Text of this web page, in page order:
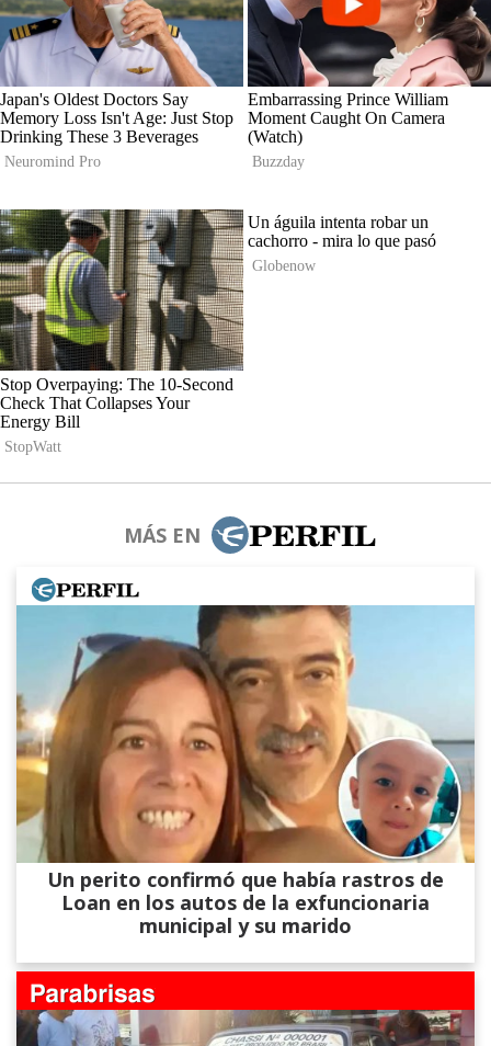
MÁS EN
Un perito confirmó que había rastros de
Loan en los autos de la exfuncionaria
municipal y su marido